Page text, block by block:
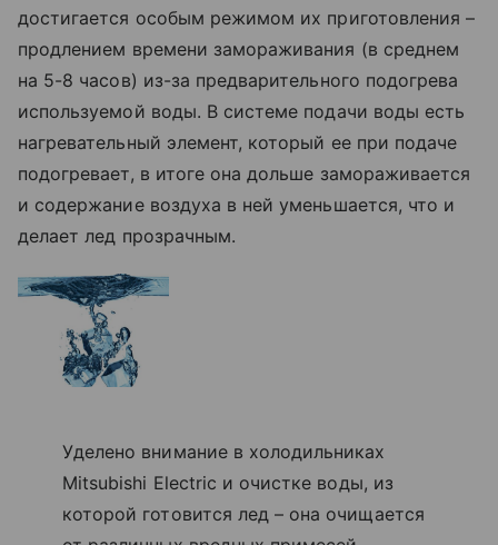
достигается особым режимом их приготовления –
продлением времени замораживания (в среднем
на 5-8 часов) из-за предварительного подогрева
используемой воды. В системе подачи воды есть
нагревательный элемент, который ее при подаче
подогревает, в итоге она дольше замораживается
и содержание воздуха в ней уменьшается, что и
делает лед прозрачным.
Уделено внимание в холодильниках
Mitsubishi Electric и очистке воды, из
которой готовится лед – она очищается